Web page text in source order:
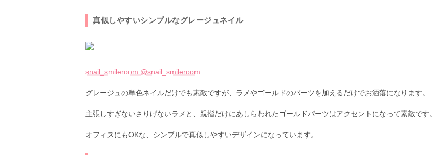
真似しやすいシンプルなグレージュネイル
snail_smileroom @snail_smileroom
グレージュの単色ネイルだけでも素敵ですが、ラメやゴールドのパーツを加えるだけでお洒落になります。
主張しすぎないさりげないラメと、親指だけにあしらわれたゴールドパーツはアクセントになって素敵です。
オフィスにもOKな、シンプルで真似しやすいデザインになっています。